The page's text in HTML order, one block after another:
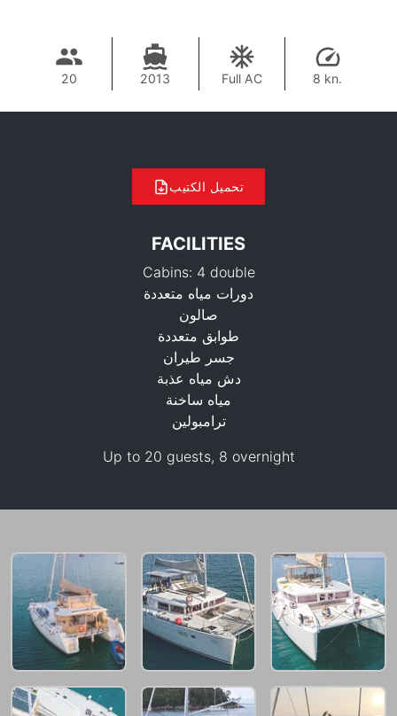
20 2013 Full AC 8 kn.
تحميل الكتيب
FACILITIES
Cabins: 4 double
دورات مياه متعددة
صالون
طوابق متعددة
جسر طيران
دش مياه عذبة
مياه ساخنة
ترامبولين
Up to 20 guests, 8 overnight